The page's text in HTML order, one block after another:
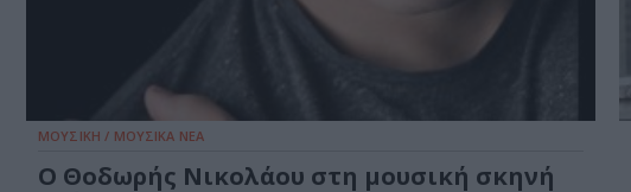
ΜΟΥΣΙΚΗ / ΜΟΥΣΙΚΑ ΝΕΑ
Ο Θοδωρής Νικολάου στη μουσική σκηνή